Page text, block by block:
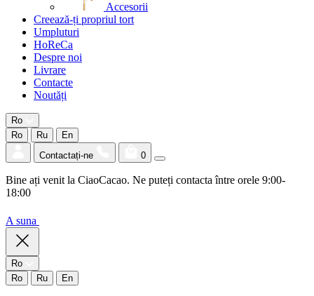
Accesorii
Creează-ți propriul tort
Umpluturi
HoReCa
Despre noi
Livrare
Contacte
Noutăți
Ro
Ro
Ru
En
Contactați-ne
0
Bine ați venit la CiaoCacao. Ne puteți contacta între orele 9:00-
18:00
A suna
Ro
Ro
Ru En